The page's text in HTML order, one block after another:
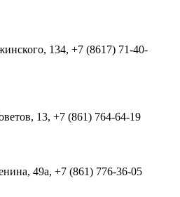
134, +7 (8617) 71-40-
13, +7 (861) 764-64-19
49а, +7 (861) 776-36-05